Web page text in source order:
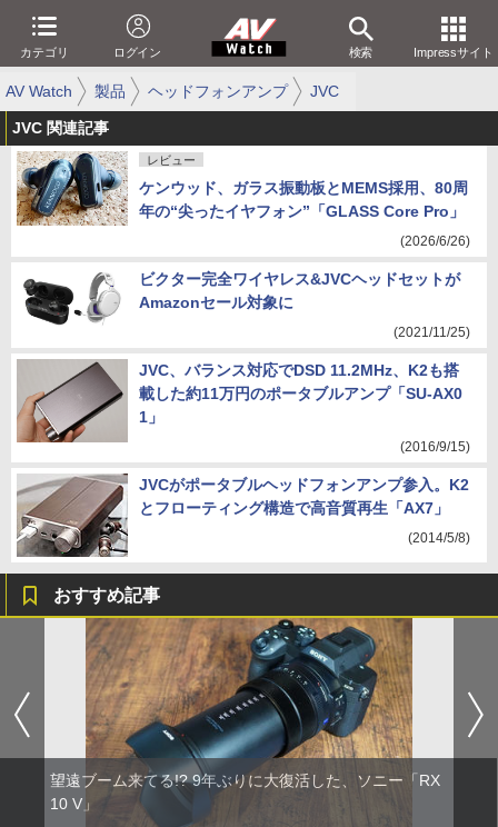
カテゴリ ログイン 検索 Impressサイト
AV Watch 製品 ヘッドフォンアンプ JVC
JVC 関連記事
レビュー
ケンウッド、ガラス振動板とMEMS採用、80周
年の“尖ったイヤフォン”「GLASS Core Pro」
(2026/6/26)
ビクター完全ワイヤレス&JVCヘッドセットが
Amazonセール対象に
(2021/11/25)
JVC、バランス対応でDSD 11.2MHz、K2も搭
載した約11万円のポータブルアンプ「SU-AX0
1」
(2016/9/15)
JVCがポータブルヘッドフォンアンプ参入。K2
とフローティング構造で高音質再生「AX7」
(2014/5/8)
おすすめ記事
望遠ブーム来てる!? 9年ぶりに大復活した、ソニー「RX
10 V」